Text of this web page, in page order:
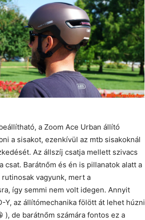
a Zoom Ace Urban állító
a sisakot, ezenkívül az mtb sisakoknál
Az állszíj csatja mellett szivacs
Barátnőm és én is pillanatok alatt a
vagyunk, mert a
így semmi nem volt idegen. Annyit
az állítómechanika fölött át lehet húzni
), de barátnőm számára fontos ez a